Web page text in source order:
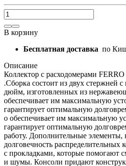
В корзину
Бесплатная доставка по
Описание
Коллектор с расходомерами
.Сборка состоит из двух стержней
дюйм, изготовленных из
обеспечивает им максимальную
гарантирует оптимальную
о обеспечивает им максимальную
гарантирует оптимальную
работу. Дополнительные элементы,
долговечность распределительных
с прокладками, которые помогают
и шумы. Консоли придают